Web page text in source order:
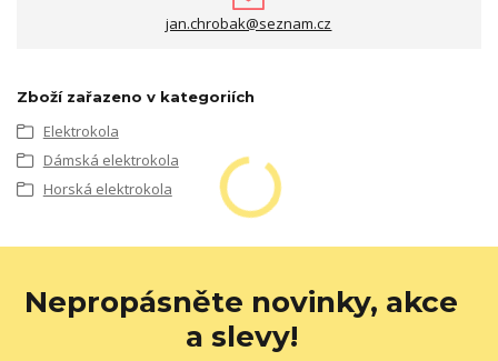
jan.chrobak@seznam.cz
Zboží zařazeno v kategoriích
Elektrokola
Dámská elektrokola
Horská elektrokola
Nepropásněte novinky, akce
a slevy!